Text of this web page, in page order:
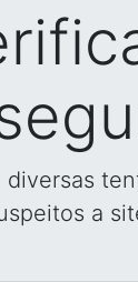
diversas
a